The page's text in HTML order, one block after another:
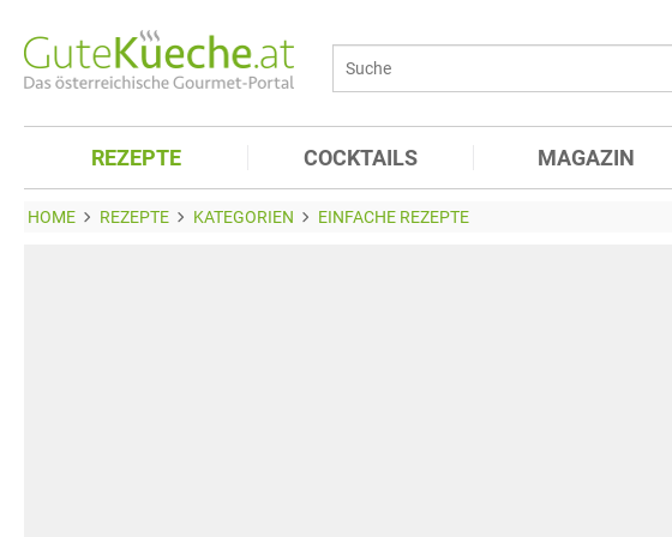
REZEPTE COCKTAILS MAGAZIN
HOME REZEPTE KATEGORIEN EINFACHE REZEPTE